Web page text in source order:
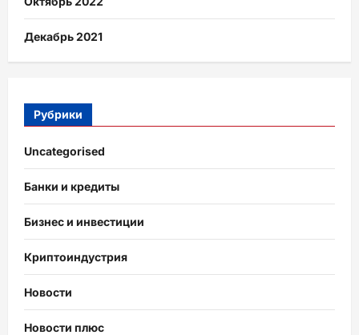
Декабрь 2021
Рубрики
Uncategorised
Банки и кредиты
Бизнес и инвестиции
Криптоиндустрия
Новости
Новости плюс